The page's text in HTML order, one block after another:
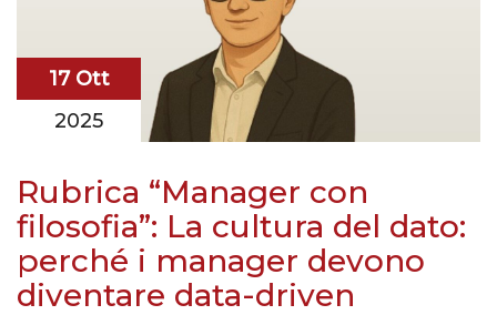
17 Ott
2025
Rubrica “Manager con
filosofia”: La cultura del dato:
perché i manager devono
diventare data-driven